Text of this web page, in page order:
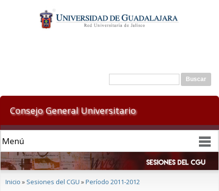
contenido
principal
Formulario de búsqueda
Buscar
Consejo General Universitario
Se encuentra usted aquí
Inicio » Sesiones del CGU »Período 2011-2012